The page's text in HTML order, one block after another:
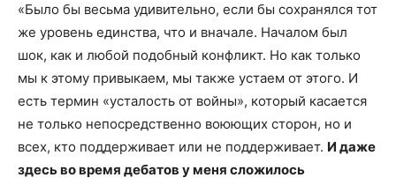
«Было бы весьма удивительно, если бы сохранялся тот
же уровень единства, что и вначале. Началом был
шок, как и любой подобный конфликт. Но как только
мы к этому привыкаем, мы также устаем от этого. И
есть термин «усталость от войны», который касается
не только непосредственно воюющих сторон, но и
всех, кто поддерживает или не поддерживает. И даже
здесь во время дебатов у меня сложилось